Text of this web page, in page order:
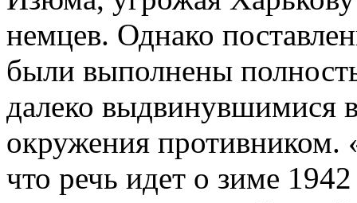
немцев. Однако
были выполнены
далеко выдвинувшимися
окружения противником.
что речь идет о зиме